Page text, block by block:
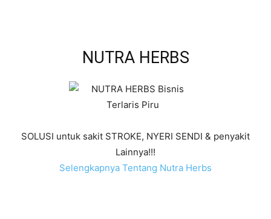
NUTRA HERBS
SOLUSI untuk sakit STROKE, NYERI SENDI & penyakit
Lainnya!!!
Selengkapnya Tentang Nutra Herbs